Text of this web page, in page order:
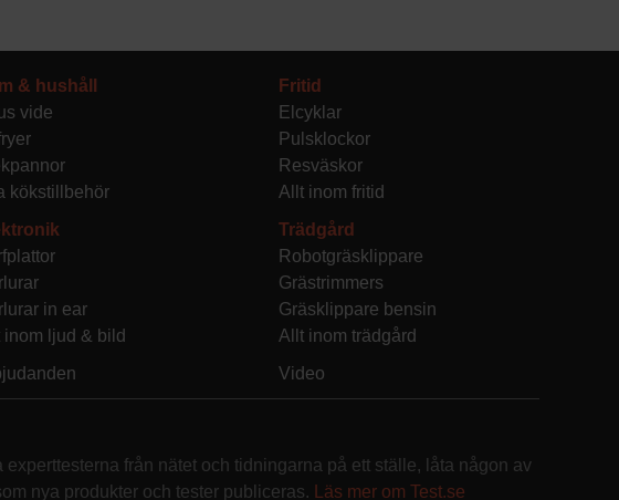
& hushåll
vide
kökstillbehör
Fritid
Elcyklar
Pulsklockor
Resväskor
Allt inom fritid
in ear
inom ljud & bild
Trädgård
Robotgräsklippare
Grästrimmers
Gräsklippare bensin
Allt inom trädgård
Video
från nätet och tidningarna på ett ställe, låta någon av
nya produkter och tester publiceras.
Läs mer om Test.se